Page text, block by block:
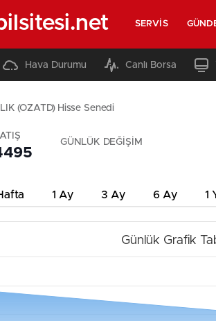
SERVIS
Hava Durumu Canlı Borsa
(OZATD) Hisse Senedi
GÜNLÜK DEĞİŞİM
1 Ay 3 Ay 6 Ay 1
Günlük Grafik